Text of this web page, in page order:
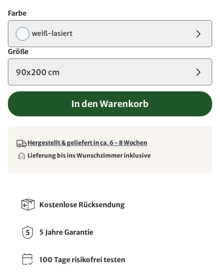
Farbe
weiß-lasiert
Größe
90x200 cm
In den Warenkorb
Hergestellt & geliefert in ca. 6 - 8 Wochen
Lieferung bis ins Wunschzimmer inklusive
Kostenlose Rücksendung
5 Jahre Garantie
100 Tage risikofrei testen